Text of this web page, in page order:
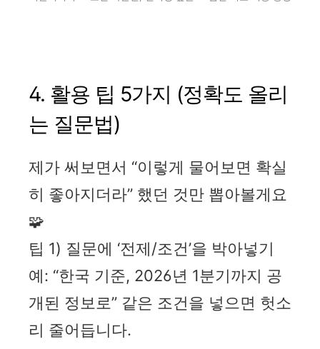
4. 활용 팁 5가지 (정확도 올리
는 질문법)
제가 써보면서 “이렇게 물어보면 확실
히 좋아지더라” 했던 것만 뽑아볼게요
🧩
팁 1) 질문에 ‘전제/조건’을 박아넣기
예: “한국 기준, 2026년 1분기까지 공
개된 정보로” 같은 조건을 넣으면 헛소
리 줄어듭니다.